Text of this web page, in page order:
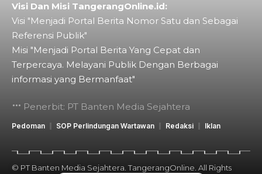
Visi Dan Misi TangerangOnline.id:
Visi "Menjadi Portal Berita Nomor Satu dan Sebagai
Referensi Publik"
Misi "Menjadi Portal Berita Yang Cepat dan
Terpercaya. Melayani Publik Dengan Berbagai
informasi yang Bermanfaat"
Penerbit: PT Banten Media Sejahtera
Pedoman SOP Perlindungan Wartawan Redaksi Iklan
© PT Banten Media Sejahtera. TangerangOnline. All Rights